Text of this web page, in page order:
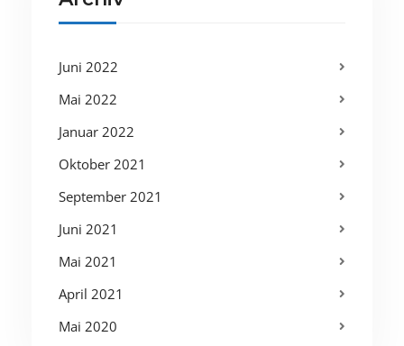
Juni 2022
Mai 2022
Januar 2022
Oktober 2021
September 2021
Juni 2021
Mai 2021
April 2021
Mai 2020